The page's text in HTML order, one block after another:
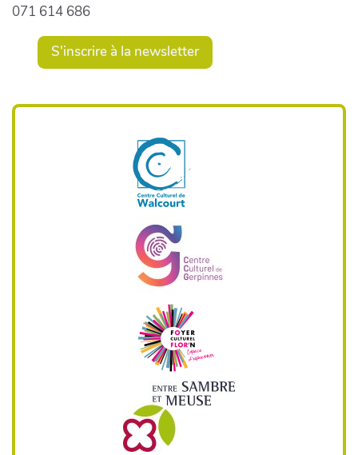
071 614 686
S'inscrire à la newsletter